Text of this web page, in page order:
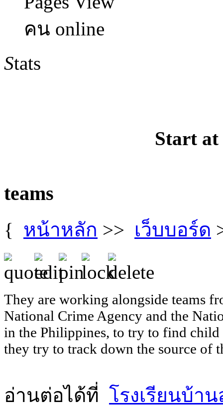
คน online
Stats
Start at
teams
{ หน้าหลัก >> เว็บบอร์ด
They are working alongside teams
National Crime Agency and the
in the Philippines, to try to find
they try to track down the source of
อ่านต่อได้ที่ โรงเรียนบ้า